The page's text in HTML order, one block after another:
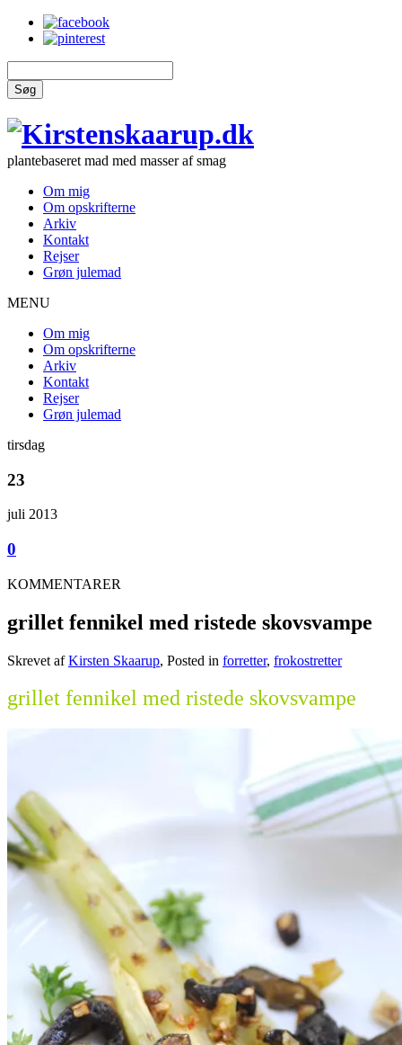
Søg
plantebaseret mad med masser af smag
Om mig
Om opskrifterne
Arkiv
Kontakt
Rejser
Grøn julemad
MENU
Om mig
Om opskrifterne
Arkiv
Kontakt
Rejser
Grøn julemad
tirsdag
23
juli 2013
0
KOMMENTARER
grillet fennikel med ristede skovsvampe
Skrevet afKirsten Skaarup, Posted in forretter, frokostretter
grillet fennikel med ristede skovsvampe